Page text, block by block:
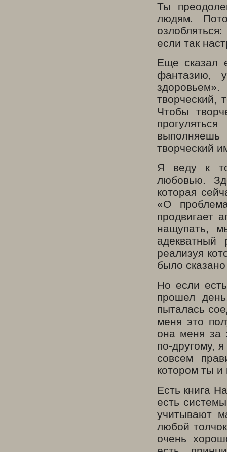
Ты
людям.
если так
Еще сказал
фантазию,
творческий,
Чтобы
выполняешь
творческий
Я веду к
любовью.
которая
«О
продвигает
нащупать,
адекватный
реализуя
было
Но если
прошел
пыталась
меня это
она меня за
по-другому,
совсем
котором ты и
Есть книга
есть
учитывают
любой
очень